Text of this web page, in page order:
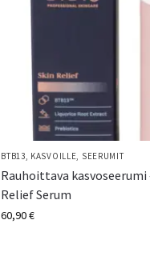
BTB13, KASVOILLE, SEERUMIT
Rauhoittava kasvoseerumi
Relief Serum
60,90€